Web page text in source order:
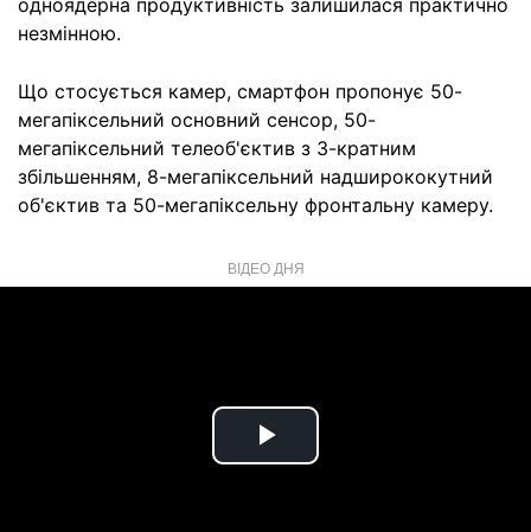
незмінною.
Що стосується камер, смартфон пропонує 50-
мегапіксельний основний сенсор, 50-
мегапіксельний телеоб'єктив з 3-кратним
збільшенням, 8-мегапіксельний надширококутний
об'єктив та 50-мегапіксельну фронтальну камеру.
ВІДЕО ДНЯ
Play